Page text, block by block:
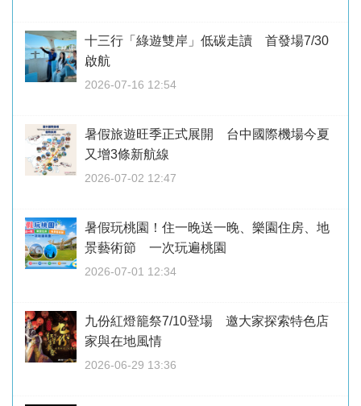
十三行「綠遊雙岸」低碳走讀 首發場7/30
啟航
2026-07-16 12:54
暑假旅遊旺季正式展開 台中國際機場今夏
又增3條新航線
2026-07-02 12:47
暑假玩桃園！住一晚送一晚、樂園住房、地
景藝術節 一次玩遍桃園
2026-07-01 12:34
九份紅燈籠祭7/10登場 邀大家探索特色店
家與在地風情
2026-06-29 13:36